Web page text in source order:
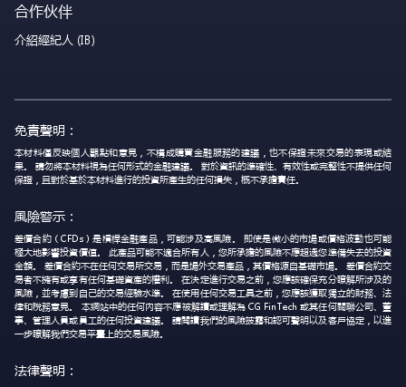
合作伙伴
介紹經紀人 (IB)
免責聲明：
本材料僅反映個人觀點和意見，不構成購買金融服務的建議，也不保證未來交易的表現或結
果。 請勿將本材料視為任何形式的金融建議。 對於資訊的準確性、有效性或完整性不提供任何
保證，且對於基於本材料進行的投資所產生的任何損失，概不承擔責任。
風險警示：
差價合約（CFDs）是槓桿金融產品，可能涉及高風險。 即使是微小的市場或價格波動也可能
極大地影響投資價值。 此產品可能不適合所有人，您所承擔的風險不應超過您準備失去的投資
金額。 差價合約不在任何交易所交易，而是場外交易產品，其價格源自基礎市場。 差價合約交
易者不擁有或享有任何基礎資產的權利。 在決定進行交易之前，您應該確保充分瞭解所涉及的
風險，並考慮到自己的交易經驗水準。 在使用任何交易工具之前，您應該獲取獨立的財務、法
律和稅務意見。 本網站中的任何內容不應被解讀或理解為 CG FinTech 或其任何關聯公司、董
事、管理人員或員工的任何投資建議。 請閱讀我們的風險披露和認可聲明以及客戶協定，以進
一步瞭解我們交易平臺上的交易風險。
法律聲明：